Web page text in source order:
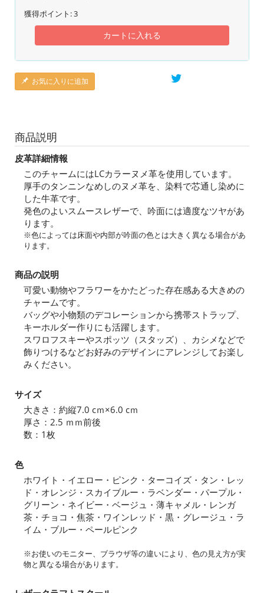
獲得ポイント:3
カートに入れる
お気に入りに追加
商品説明
皮革詳細情報
このチャームにはLCカラーヌメ革を使用しています。
厚手のタンニンなめしのヌメ革を、染料で芯通し染めに
した牛革です。
発色のよいスムースレザーで、吟面には適度なツヤがあ
ります。
※色によっては床面や内部が吟面の色とは大きく異なる場合があ
ります。
商品の説明
可愛い動物やフラワーをかたどった存在感ある大きめの
チャームです。
バッグや小物類のデコレーションから携帯ストラップ、
キーホルダー作りにも活躍します。
スワロフスキーやスポッツ（スタッズ）、カシメなどで
飾りつけるなどお好みのデザインにアレンジしてお楽し
みください。
サイズ
大きさ：約縦7.0 cｍ×6.0 cｍ
厚さ：2.5 ｍｍ前後
数：1枚
色
ホワイト・イエロー・ピンク・ターコイズ・タン・レッ
ド・オレンジ・スカイブルー・ラベンダー・パープル・
グリーン・ネイビー・ベージュ・薄キャメル・レンガ
茶・チョコ・焦茶・ワインレッド・黒・グレージュ・ラ
イム・ブルー・ペールピンク
※お使いのモニター、ブラウザ等の違いにより、色の見え方が実
物と異なる場合があります。